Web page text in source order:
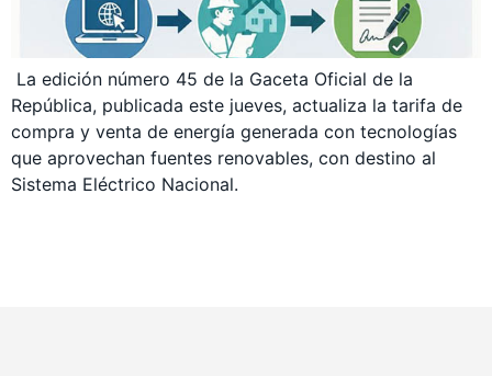
La edición número 45 de la Gaceta Oficial de la
República, publicada este jueves, actualiza la tarifa de
compra y venta de energía generada con tecnologías
que aprovechan fuentes renovables, con destino al
Sistema Eléctrico Nacional.